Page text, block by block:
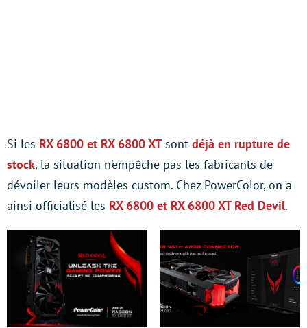
Si les RX 6800 et RX 6800 XT sont déjà en rupture de
stock, la situation n’empêche pas les fabricants de
dévoiler leurs modèles custom. Chez PowerColor, on a
ainsi officialisé les RX 6800 et RX 6800 XT Red Devil.